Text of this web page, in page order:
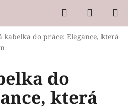
Hledat
KOŠÍK
kabelka do práce: Elegance, která
do
která